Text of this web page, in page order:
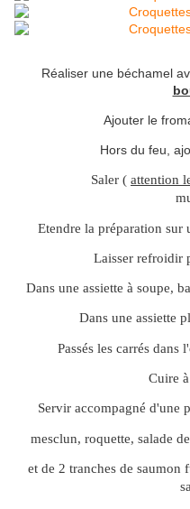
Réaliser une béchamel
Ajouter le
Hors du feu, ajouter,
Saler ( attention
Etendre la préparation
Laisser refroidir
Dans une assiette à soupe,
Dans une assiette
Passés les carrés dans
Cuire
Servir accompagné d'une
mesclun, roquette, salade
et de 2 tranches de saumon